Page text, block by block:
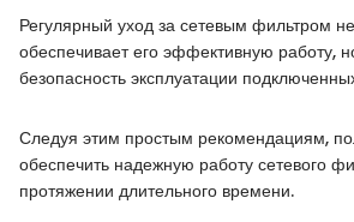
Регулярный уход за сетевым фильтром
обеспечивает его эффективную работу,
безопасность эксплуатации
Следуя этим простым рекомендациям,
обеспечить надежную работу сетевого
протяжении длительного времени.